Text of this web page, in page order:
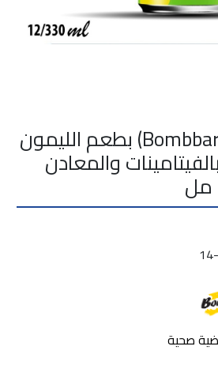
مشروب غازي (Bombbar) بطعم الليمون
والمعادن
صحية